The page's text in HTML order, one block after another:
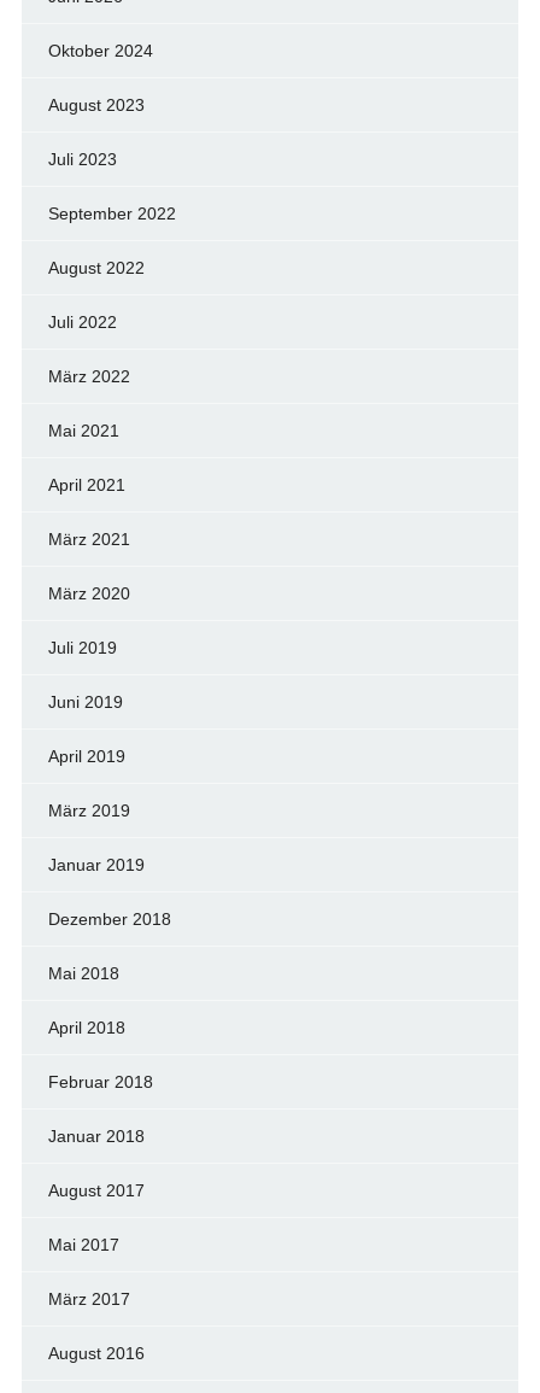
Oktober 2024
August 2023
Juli 2023
September 2022
August 2022
Juli 2022
März 2022
Mai 2021
April 2021
März 2021
März 2020
Juli 2019
Juni 2019
April 2019
März 2019
Januar 2019
Dezember 2018
Mai 2018
April 2018
Februar 2018
Januar 2018
August 2017
Mai 2017
März 2017
August 2016